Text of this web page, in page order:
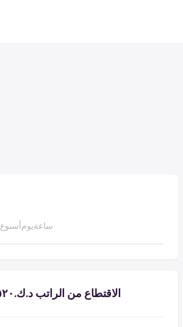
أسبوعيومساعة
الاقتطاع من الراتب د.ك.‏٧٬٥٢٠ ‏ في الكويت